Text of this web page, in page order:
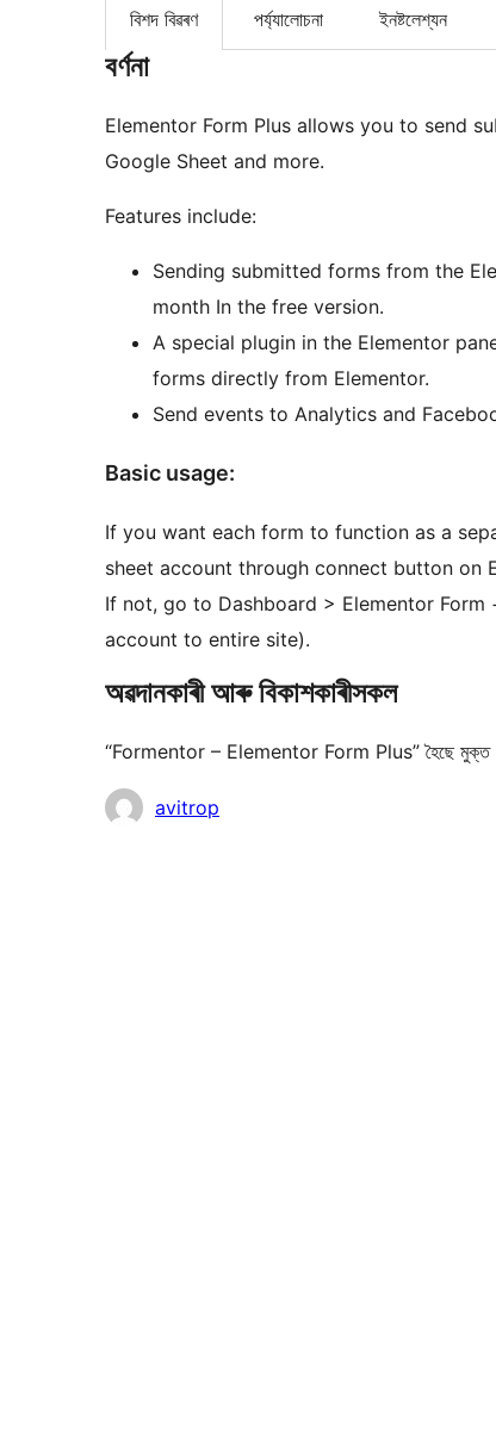
বিশদ বিৱৰণ পৰ্য্যালোচনা ইনষ্টলেশ্যন
বৰ্ণনা
Elementor Form Plus allows you to send
Google Sheet and more.
Features include:
Sending submitted forms from the
month In the free version.
A special plugin in the Elementor
forms directly from Elementor.
Send events to Analytics and
Basic usage:
If you want each form to function as a
sheet account through connect button on
If not, go to Dashboard > Elementor
account to entire site).
অৱদানকাৰী আৰু বিকাশকাৰীসকল
“Formentor – Elementor Form Plus” হৈছে মুক্ত
অৱদানকাৰীসকল
avitrop